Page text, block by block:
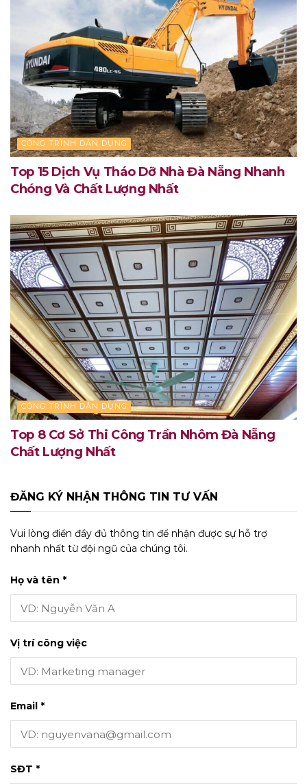
CÔNG TRÌNH DÂN DỤNG
Top 15 Dịch Vụ Tháo Dỡ Nhà Đà Nẵng Nhanh
Chóng Và Chất Lượng Nhất
CÔNG TRÌNH DÂN DỤNG
Top 8 Cơ Sở Thi Công Trần Nhôm Đà Nẵng
Chất Lượng Nhất
ĐĂNG KÝ NHẬN THÔNG TIN TƯ VẤN
Vui lòng điền đầy đủ thông tin để nhận được sự hỗ trợ
nhanh nhất từ đội ngũ của chúng tôi.
Họ và tên *
Vị trí công việc
Email *
SĐT *